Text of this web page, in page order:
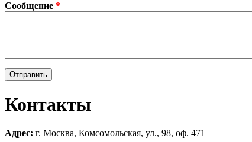
Сообщение *
Контакты
Адрес: г. Москва, Комсомольская, ул., 98, оф. 471